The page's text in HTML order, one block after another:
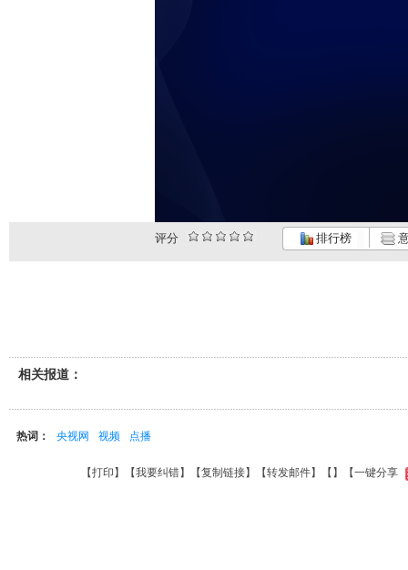
评分 排行榜
相关报道：
热词： 央视网 视频 点播
【打印 】【我要纠错】【复制链接】【转发邮件】【 】 【一键分享